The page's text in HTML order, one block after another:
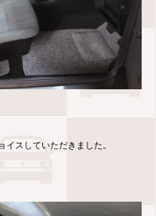
スしていただきました。